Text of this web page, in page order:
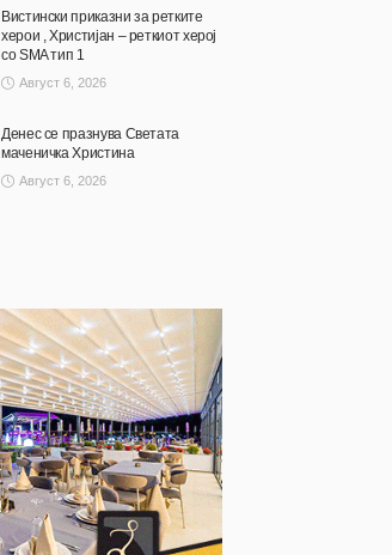
Вистински приказни за ретките
херои , Христијан – реткиот херој
со SMA тип 1
Август 6, 2026
Денес се празнува Светата
маченичка Христина
Август 6, 2026